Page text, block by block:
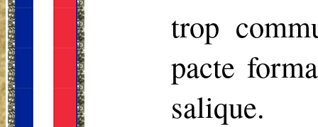
trop
pacte
salique.